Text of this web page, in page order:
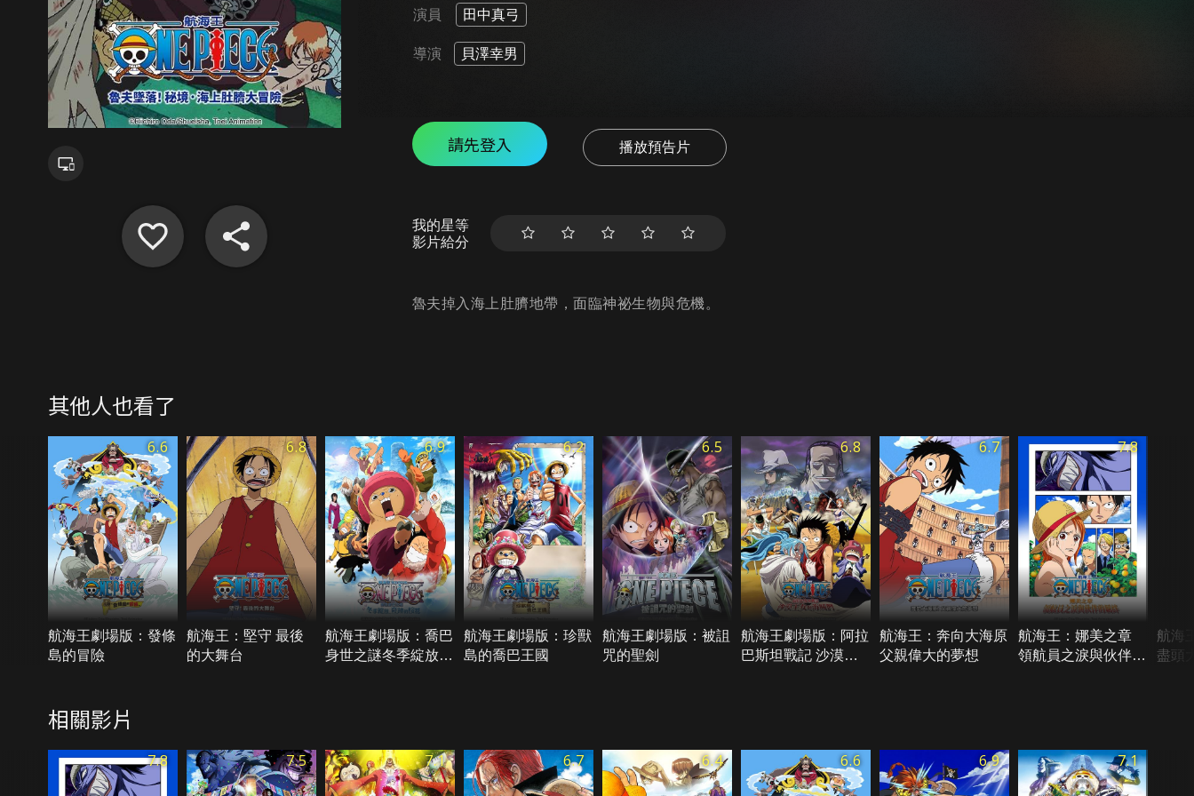
演員 田中真弓
導演 貝澤幸男
請先登入 播放預告片
我的星等
影片給分
魯夫掉入海上肚臍地帶，面臨神祕生物與危機。
其他人也看了
6.6
航海王劇場版：發條
島的冒險
6.8
航海王：堅守 最後
的大舞台
6.9
航海王劇場版：喬巴
身世之謎冬季綻放、
6.2
航海王劇場版：珍獸
島的喬巴王國
6.5
航海王劇場版：被詛
咒的聖劍
6.8
航海王劇場版：阿拉
巴斯坦戰記 沙漠王
6.7
航海王：奔向大海原
父親偉大的夢想
7.8
航海王：娜美之章
領航員之淚與伙伴的
航海
盡頭
相關影片
7.8 7.5 7.1 6.7 6.4 6.6 6.9 7.1